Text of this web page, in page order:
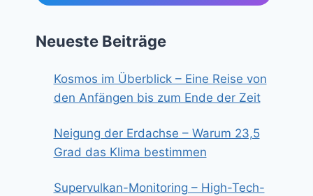
Neueste Beiträge
Kosmos im Überblick – Eine Reise von
den Anfängen bis zum Ende der Zeit
Neigung der Erdachse – Warum 23,5
Grad das Klima bestimmen
Supervulkan-Monitoring – High-Tech-